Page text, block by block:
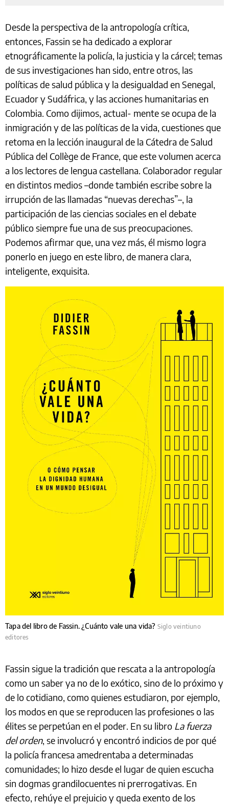
Desde la perspectiva de la antropología crítica,
entonces, Fassin se ha dedicado a explorar
etnográficamente la policía, la justicia y la cárcel; temas
de sus investigaciones han sido, entre otros, las
políticas de salud pública y la desigualdad en Senegal,
Ecuador y Sudáfrica, y las acciones humanitarias en
Colombia. Como dijimos, actual- mente se ocupa de la
inmigración y de las políticas de la vida, cuestiones que
retoma en la lección inaugural de la Cátedra de Salud
Pública del Collège de France, que este volumen acerca
a los lectores de lengua castellana. Colaborador regular
en distintos medios –donde también escribe sobre la
irrupción de las llamadas “nuevas derechas”–, la
participación de las ciencias sociales en el debate
público siempre fue una de sus preocupaciones.
Podemos afirmar que, una vez más, él mismo logra
ponerlo en juego en este libro, de manera clara,
inteligente, exquisita.
Tapa del libro de Fassin. ¿Cuánto vale una vida? Siglo veintiuno
editores
Fassin sigue la tradición que rescata a la antropología
como un saber ya no de lo exótico, sino de lo próximo y
de lo cotidiano, como quienes estudiaron, por ejemplo,
los modos en que se reproducen las profesiones o las
élites se perpetúan en el poder. En su libro La fuerza
del orden, se involucró y encontró indicios de por qué
la policía francesa amedrentaba a determinadas
comunidades; lo hizo desde el lugar de quien escucha
sin dogmas grandilocuentes ni prerrogativas. En
efecto, rehúye el prejuicio y queda exento de los